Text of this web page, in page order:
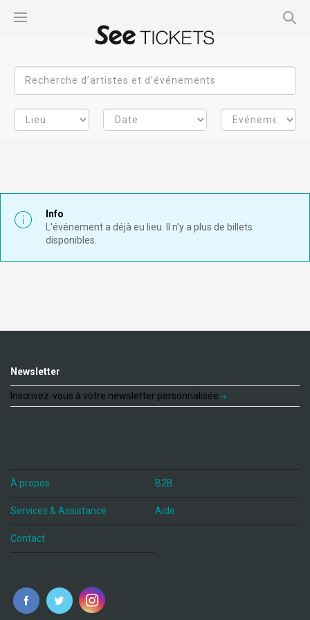
Info
L'événement a déjà eu lieu. Il n'y a plus de billets
disponibles.
Newsletter
Inscrivez-vous à votre newsletter personnalisée
À propos B2B
Services & Assistance Aide
Contact
fr